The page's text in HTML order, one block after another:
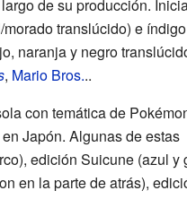
de su producción.
translúcido) e
naranja y negro
, Mario Bros...
con temática de
Japón. Algunas de estas
edición Suicune (azul y
en la parte de atrás),